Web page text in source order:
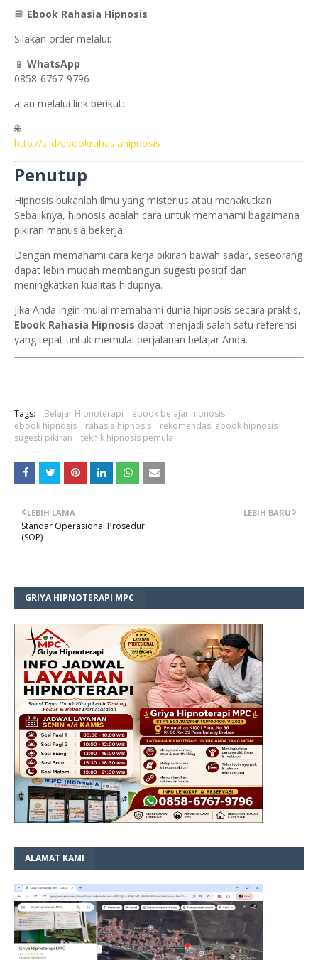
📘 Ebook Rahasia Hipnosis
Silakan order melalui:
📱 WhatsApp
0858-6767-9796
atau melalui link berikut:
🌐
http://s.id/ebookrahasiahipnosis
Penutup
Hipnosis bukanlah ilmu yang misterius atau menakutkan.
Sebaliknya, hipnosis adalah cara untuk memahami bagaimana
pikiran manusia bekerja.
Dengan memahami cara kerja pikiran bawah sadar, seseorang
dapat lebih mudah membangun sugesti positif dan
meningkatkan kualitas hidupnya.
Jika Anda ingin mulai memahami dunia hipnosis secara praktis,
Ebook Rahasia Hipnosis dapat menjadi salah satu referensi
yang tepat untuk memulai perjalanan belajar Anda.
Tags: Belajar Hipnoterapi
ebook belajar hipnosis
ebook hipnosis
rahasia hipnosis
rekomendasi ebook hipnosis
sugesti pikiran
teknik hipnosis pemula
LEBIH BARU
LEBIH LAMA
Standar Operasional Prosedur
(SOP)
GRIYA HIPNOTERAPI MPC
ALAMAT KAMI